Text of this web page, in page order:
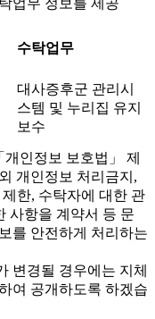
수탁업무
대사증후군 관리시
스템 및 누리집 유지
보수
인정보 보호법」 제
개인정보 처리금지,
한, 수탁자에 대한 관
사항을 계약서 등 문
를 안전하게 처리하는
변경될 경우에는 지체
여 공개하도록 하겠습